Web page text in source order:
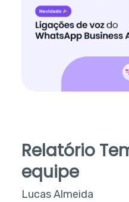
Relatório
equipe
Lucas Almeida